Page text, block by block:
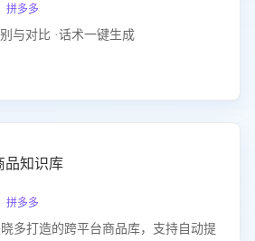
多多
与对比 ·话术一键生成
品知识库
多多
多打造的跨平台商品库，支持自动提